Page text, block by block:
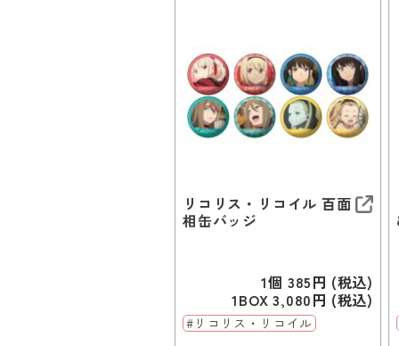
リコリス・リコイル 百面
相缶バッジ
1個 385円 (税込)
1BOX 3,080円 (税込)
#リコリス・リコイル